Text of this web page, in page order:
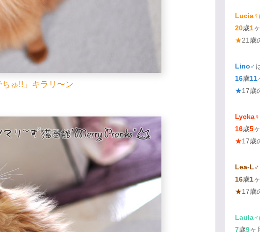
ゅ!!」キラリ〜ン
Lucia♀
20歳1
★21歳
Lino♂
16歳11
★17歳
Lycka♀
16歳5
★17歳
Lea-L♂
16歳1
★17歳
Laula♂
7歳9ヶ